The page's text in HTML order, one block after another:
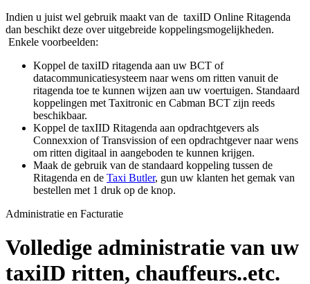
Indien u juist wel gebruik maakt van de taxiID Online Ritagenda
dan beschikt deze over uitgebreide koppelingsmogelijkheden.
Enkele voorbeelden:
Koppel de taxiID ritagenda aan uw BCT of
datacommunicatiesysteem naar wens om ritten vanuit de
ritagenda toe te kunnen wijzen aan uw voertuigen. Standaard
koppelingen met Taxitronic en Cabman BCT zijn reeds
beschikbaar.
Koppel de taxIID Ritagenda aan opdrachtgevers als
Connexxion of Transvission of een opdrachtgever naar wens
om ritten digitaal in aangeboden te kunnen krijgen.
Maak de gebruik van de standaard koppeling tussen de
Ritagenda en de Taxi Butler, gun uw klanten het gemak van
bestellen met 1 druk op de knop.
Administratie en Facturatie
Volledige administratie van uw
taxiID ritten, chauffeurs..etc.